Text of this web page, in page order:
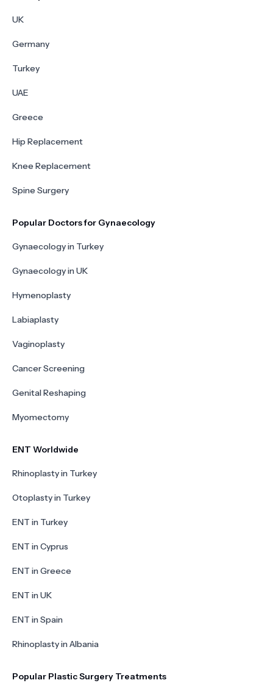
UK
Germany
Turkey
UAE
Greece
Hip Replacement
Knee Replacement
Spine Surgery
Popular Doctors for Gynaecology
Gynaecology in Turkey
Gynaecology in UK
Hymenoplasty
Labiaplasty
Vaginoplasty
Cancer Screening
Genital Reshaping
Myomectomy
ENT Worldwide
Rhinoplasty in Turkey
Otoplasty in Turkey
ENT in Turkey
ENT in Cyprus
ENT in Greece
ENT in UK
ENT in Spain
Rhinoplasty in Albania
Popular Plastic Surgery Treatments